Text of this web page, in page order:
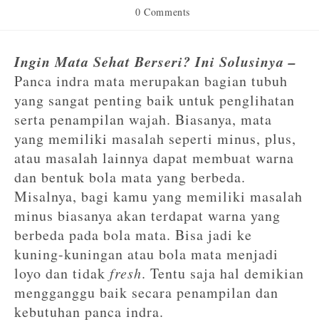
0 Comments
Ingin Mata Sehat Berseri? Ini Solusinya –
Panca indra mata merupakan bagian tubuh
yang sangat penting baik untuk penglihatan
serta penampilan wajah. Biasanya, mata
yang memiliki masalah seperti minus, plus,
atau masalah lainnya dapat membuat warna
dan bentuk bola mata yang berbeda.
Misalnya, bagi kamu yang memiliki masalah
minus biasanya akan terdapat warna yang
berbeda pada bola mata. Bisa jadi ke
kuning-kuningan atau bola mata menjadi
loyo dan tidak fresh. Tentu saja hal demikian
mengganggu baik secara penampilan dan
kebutuhan panca indra.